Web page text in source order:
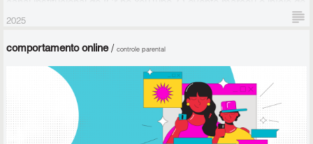
canal institucional do ICr no YouTube. O evento marcou o início de
uma importante ação de saúde pública que une comunicação,
2025
comportamento online/controle parental